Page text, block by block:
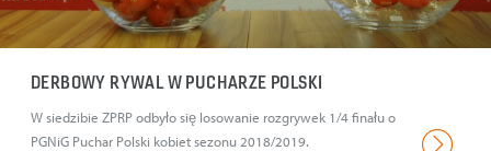
DERBOWY RYWAL W PUCHARZE POLSKI
W siedzibie ZPRP odbyło się losowanie rozgrywek 1/4 finału o
PGNiG Puchar Polski kobiet sezonu 2018/2019.